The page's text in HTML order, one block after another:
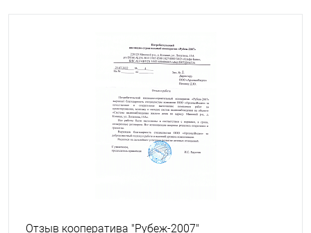
Отзыв кооператива "Рубеж-2007"